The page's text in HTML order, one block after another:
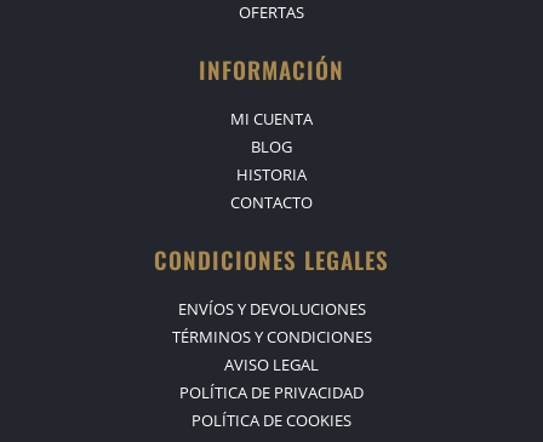
OFERTAS
INFORMACIÓN
MI CUENTA
BLOG
HISTORIA
CONTACTO
CONDICIONES LEGALES
ENVÍOS Y DEVOLUCIONES
TÉRMINOS Y CONDICIONES
AVISO LEGAL
POLÍTICA DE PRIVACIDAD
POLÍTICA DE COOKIES